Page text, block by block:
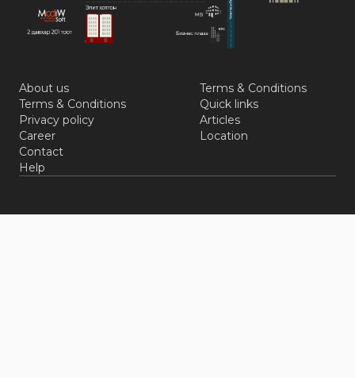
About us
Terms & Conditions
Privacy policy
Career
Contact
Help
Terms & Conditions
Quick links
Articles
Location